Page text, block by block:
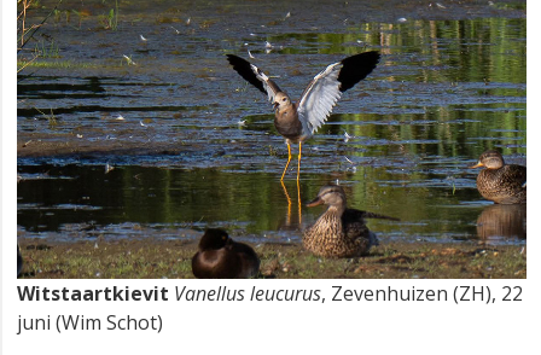
Witstaartkievit Vanellus leucurus, Zevenhuizen (ZH), 22
juni (Wim Schot)